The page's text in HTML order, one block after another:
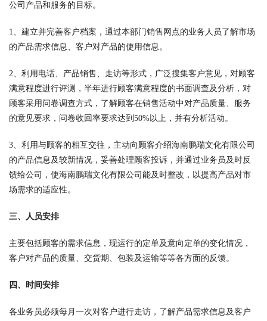
公司产品和服务的目标。
1、建立并完善客户档案，通过本部门销售网点的业务人员了解市场
的产品需求信息、客户对产品的使用信息。
2、利用电话、产品销售、走访等形式，广泛搜集客户意见，对顾客
满意程度进行评测，半年进行顾客满意程度的书面调查及分析，对
顾客采用问卷调查方式，了解顾客在销售活动中对产品质量、服务
的意见要求，问卷收回率要求达到50%以上，并有分析活动。
3、利用与顾客的相互交往，主动向顾客介绍海南鹏瑞文化有限公司
的产品信息及较新情况，妥善处理顾客投诉，并通过业务员及时反
馈给公司，使海南鹏瑞文化有限公司能及时整改，以提高产品对市
场需求的适应性。
三、人员安排
主要包括顾客的需求信息，现运行的定单及意向定单的变化情况，
客户对产品的质量、交货期、包装及运输等等各方面的反馈。
四、时间安排
各业务员必须每月一次对客户进行走访，了解产品需求信息及客户